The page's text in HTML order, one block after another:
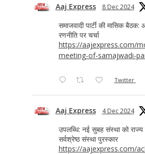
Aaj Express 8 Dec 2024
समाजवादी पार्टी की मासिक बैठक:
रणनीति पर चर्चा
https://aajexpress.com/
meeting-of-samajwadi-
Twitter
Aaj Express 4 Dec 2024
उपलब्धि: नई सुबह संस्था को राज्य
सर्वश्रेष्ठ संस्था पुरस्कार
https://aajexpress.com/